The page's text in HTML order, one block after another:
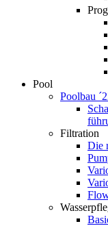
Pool
Poolbau
Filtration
Die